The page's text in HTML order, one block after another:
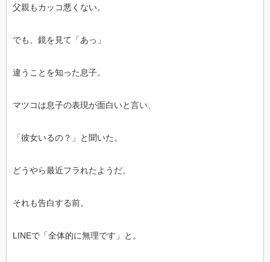
父親もカッコ悪くない。
でも、鏡を見て「あっ」
違うことを知った息子。
マツコは息子の表現が面白いと言い、
「彼女いるの？」と聞いた。
どうやら最近フラれたようだ。
それも告白する前。
LINEで「全体的に無理です」と。